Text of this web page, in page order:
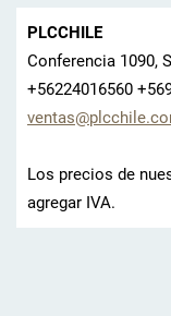
PLCCHILE
Conferencia 1090,
+56224016560
ventas@plcchile.
Los precios de
agregar IVA.